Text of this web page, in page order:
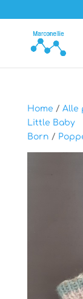
Home / Alle
Little Baby
Born /